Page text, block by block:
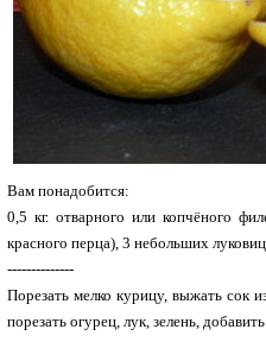
Вам понадобится:
0,5 кг. отварного или копчёного
красного перца), 3 небольших
--------------
Порезать мелко курицу, выжать сок
порезать огурец, лук, зелень,